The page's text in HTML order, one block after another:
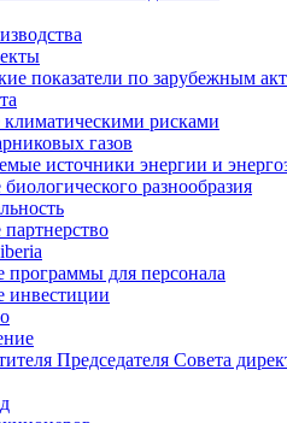
показатели по зарубежным
рисками
газов
источники энергии и
разнообразия
программы для персонала
инвестиции
Председателя Совета